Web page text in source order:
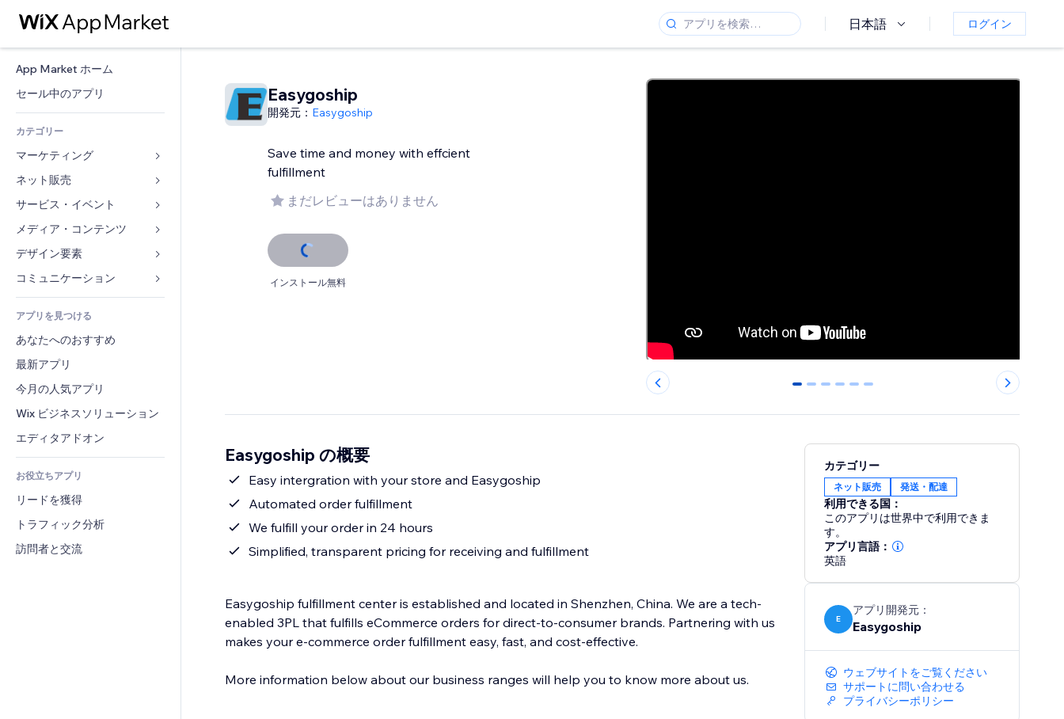
日本語 ログイン
App Market ホーム
セール中のアプリ
カテゴリー
マーケティング
広告
モバイル
アクセス解析
リスティング広告
メール
コンバージョン
ネット販売
ストア用アプリ
発送・配達
販売ボタン
会計
クーポン・特典
倉庫管理ソリューション
ドロップシッピング
食品・飲料
サービス・イベント
ホテル
イベント
レストラン
不動産
ブッキング
メディア・コンテンツ
ギャラリー
音楽
ポッドキャスト
写真
動画
PDF
ファイル共有
ニュース
デザイン要素
マップ・ナビ
プライバシー・セキュリティ
時計
ページテンプレート
画像効果
ボタン・メニュー
バナー・バッジ
電卓
検索
天気
チャート・テーブル
フォーム
ブログ
投票
チャット
コメント
電話
コミュニティィ
レビュー・お客さまの声
CRM
アプリを見つける
あなたへのおすすめ
最新アプリ
今月の人気アプリ
Wix ビジネスソリューション
エディタアドオン
お役立ちアプリ
リードを獲得
トラフィック分析
訪問者と交流
Easygoship
開発元： Easygoship
Save time and money with effcient
fulfillment
まだレビューはありません
インストール無料
0 1 2 3 4 5
Easygoship の概要
Easy intergration with your store and Easygoship
Automated order fulfillment
We fulfill your order in 24 hours
Simplified, transparent pricing for receiving and fulfillment
Easygoship fulfillment center is established and located in Shenzhen, China. We are a tech-
enabled 3PL that fulfills eCommerce orders for direct-to-consumer brands. Partnering with us
makes your e-commerce order fulfillment easy, fast, and cost-effective.
More information below about our business ranges will help you to know more about us.
カテゴリー
ネット販売 発送・配達
利用できる国：
このアプリは世界中で利用できま
す。
アプリ言語：
英語
E
アプリ開発元：
Easygoship
ウェブサイトをご覧ください
サポートに問い合わせる
プライバシーポリシー